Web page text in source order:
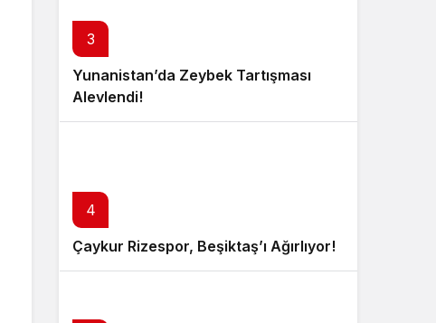
3
Yunanistan’da Zeybek Tartışması
Alevlendi!
4
Çaykur Rizespor, Beşiktaş’ı Ağırlıyor!